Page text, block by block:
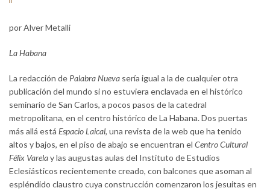
por Alver Metalli
La Habana
La redacción de Palabra Nueva sería igual a la de cualquier otra
publicación del mundo si no estuviera enclavada en el histórico
seminario de San Carlos, a pocos pasos de la catedral
metropolitana, en el centro histórico de La Habana. Dos puertas
más allá está Espacio Laical, una revista de la web que ha tenido
altos y bajos, en el piso de abajo se encuentran el Centro Cultural
Félix Varelay las augustas aulas del Instituto de Estudios
Eclesiásticos recientemente creado, con balcones que asoman al
espléndido claustro cuya construcción comenzaron los jesuitas en